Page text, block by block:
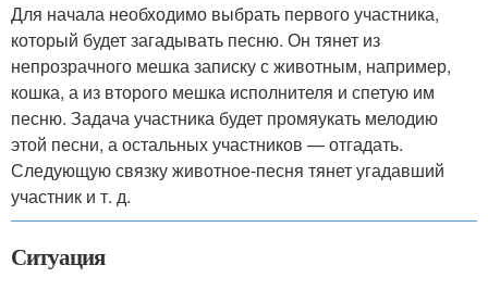
Для начала необходимо выбрать первого участника,
который будет загадывать песню. Он тянет из
непрозрачного мешка записку с животным, например,
кошка, а из второго мешка исполнителя и спетую им
песню. Задача участника будет промяукать мелодию
этой песни, а остальных участников — отгадать.
Следующую связку животное-песня тянет угадавший
участник и т. д.
Ситуация